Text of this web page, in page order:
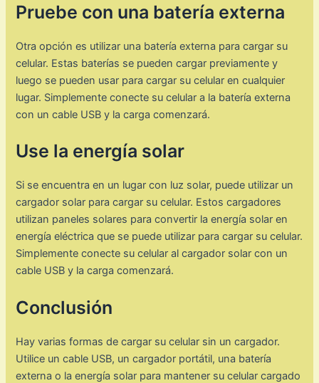
Pruebe con una batería externa
Otra opción es utilizar una batería externa para cargar su
celular. Estas baterías se pueden cargar previamente y
luego se pueden usar para cargar su celular en cualquier
lugar. Simplemente conecte su celular a la batería externa
con un cable USB y la carga comenzará.
Use la energía solar
Si se encuentra en un lugar con luz solar, puede utilizar un
cargador solar para cargar su celular. Estos cargadores
utilizan paneles solares para convertir la energía solar en
energía eléctrica que se puede utilizar para cargar su celular.
Simplemente conecte su celular al cargador solar con un
cable USB y la carga comenzará.
Conclusión
Hay varias formas de cargar su celular sin un cargador.
Utilice un cable USB, un cargador portátil, una batería
externa o la energía solar para mantener su celular cargado